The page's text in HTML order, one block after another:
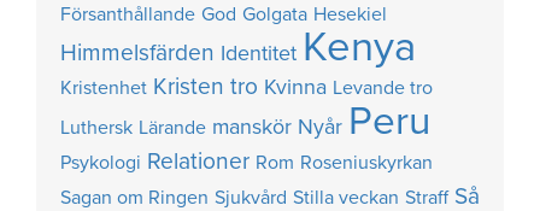
Försanthållande God Golgata Hesekiel
Himmelsfärden Identitet Kenya
Kristenhet Kristen tro Kvinna Levande tro
Luthersk Lärande manskör Nyår Peru
Psykologi Relationer Rom Roseniuskyrkan
Sagan om Ringen Sjukvård Stilla veckan Straff Så